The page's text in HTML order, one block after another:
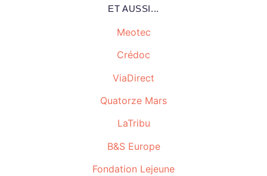
ET AUSSI...
Meotec
Crédoc
ViaDirect
Quatorze Mars
LaTribu
B&S Europe
Fondation Lejeune